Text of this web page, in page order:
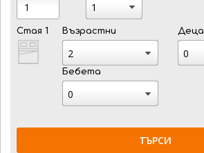
Стая 1 Възрастни Деца
Бебета
ТЪРСИ